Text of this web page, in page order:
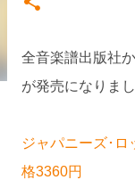
全音楽譜出版社
が発売になりまし
ジャパニーズ･
格3360円